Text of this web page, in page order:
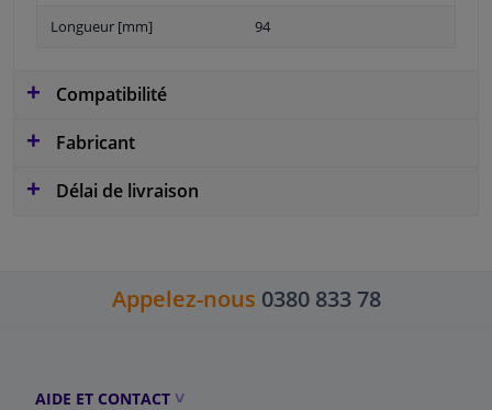
Longueur [mm] 94
Compatibilité
Fabricant
Délai de livraison
Appelez-nous 0380 833 78
AIDE ET CONTACT